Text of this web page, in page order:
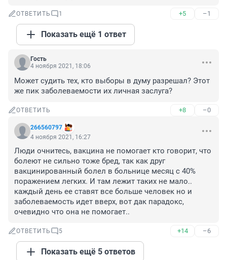
ОТВЕТИТЬ 1 +5 –1
Показать ещё 1 ответ
Гость
4 ноября 2021, 18:06
Может судить тех, кто выборы в думу разрешал? Этот
же пик заболеваемости их личная заслуга?
ОТВЕТИТЬ +8 –0
266560797
4 ноября 2021, 16:27
Люди очнитесь, вакцина не помогает кто говорит, что
болеют не сильно тоже бред, так как друг
вакцинированный болел в больнице месяц с 40%
поражением легких. И там лежит таких не мало..
каждый день ее ставят все больше человек но и
заболеваемость идет вверх, вот дак парадокс,
очевидно что она не помогает..
ОТВЕТИТЬ 5 +14 –6
Показать ещё 5 ответов